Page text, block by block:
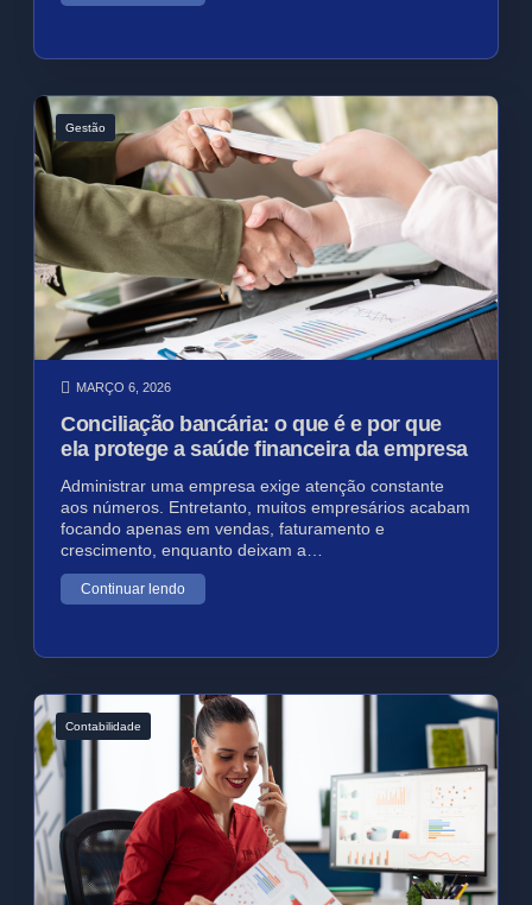
Gestão
MARÇO 6, 2026
Conciliação bancária: o que é e por que
ela protege a saúde financeira da empresa
Administrar uma empresa exige atenção constante
aos números. Entretanto, muitos empresários acabam
focando apenas em vendas, faturamento e
crescimento, enquanto deixam a…
Continuar lendo
Contabilidade